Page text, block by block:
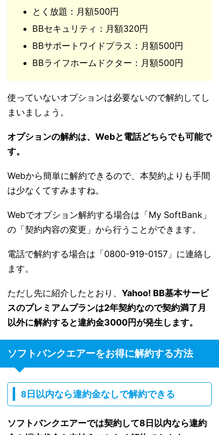
とく放題：月額500円
BBセキュリティ：月額320円
BBサポートワイドプラス：月額500円
BBライフホームドクター：月額500円
使っていないオプションは必要ないので解約してし
まいましょう。
オプションの解約は、Webと電話どちらでも可能で
す。
Webから簡単に解約できるので、本契約よりも手間
は少なくてすみますね。
Webでオプション解約する場合は「My SoftBank」
の「契約内容の変更」から行うことができます。
電話で解約する場合は「0800-919-0157」に連絡し
ます。
ただし先に紹介したとおり、 Yahoo! BB基本サービ
スのプレミアムプランは2年契約なので契約満了月
以外に解約すると違約金3000円が発生します。
ソフトバンクエアーをお得に解約する方法
8日以内なら違約金なしで解約できる
ソフトバンクエアーでは契約して8日以内なら違約